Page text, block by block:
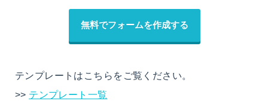
無料でフォームを作成する
テンプレートはこちらをご覧ください。
>> テンプレート一覧